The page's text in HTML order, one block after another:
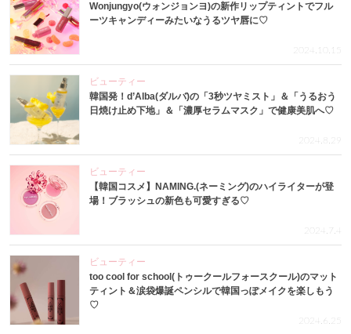
Wonjungyo(ウォンジョンヨ)の新作リップティントでフル
ーツキャンディーみたいなうるツヤ唇に♡
2024.10.15
ビューティー
韓国発！d’Alba(ダルバ)の「3秒ツヤミスト」＆「うるおう
日焼け止め下地」＆「濃厚セラムマスク」で健康美肌へ♡
2024.8.29
ビューティー
【韓国コスメ】NAMING.(ネーミング)のハイライターが登
場！ブラッシュの新色も可愛すぎる♡
2024.7.4
ビューティー
too cool for school(トゥークールフォースクール)のマット
ティント＆涙袋爆誕ペンシルで韓国っぽメイクを楽しもう
♡
2024.6.25